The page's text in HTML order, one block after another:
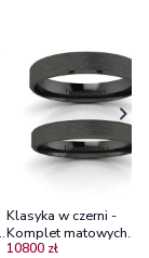
Klasyka w czerni -
Komplet matowych
obrączek z czarnego
10800 zł